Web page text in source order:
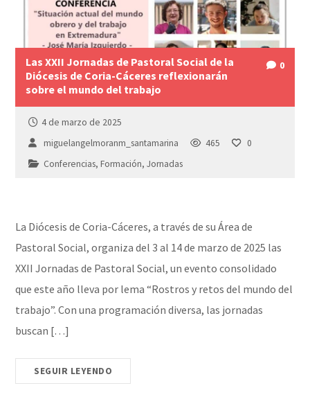
Las XXII Jornadas de Pastoral Social de la
Diócesis de Coria-Cáceres reflexionarán
sobre el mundo del trabajo
0
4 de marzo de 2025
miguelangelmoranm_santamarina
465
0
Conferencias,Formación,Jornadas
La Diócesis de Coria-Cáceres, a través de su Área de
Pastoral Social, organiza del 3 al 14 de marzo de 2025 las
XXII Jornadas de Pastoral Social, un evento consolidado
que este año lleva por lema “Rostros y retos del mundo del
trabajo”. Con una programación diversa, las jornadas
buscan […]
SEGUIR LEYENDO